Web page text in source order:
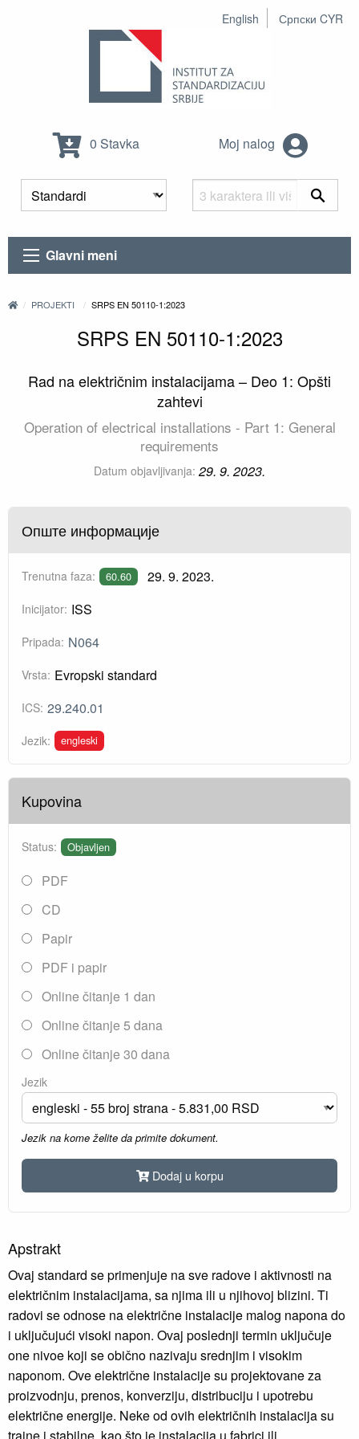
English Српски CYR
0 Stavka Moj nalog
Glavni meni
PROJEKTI SRPS EN 50110-1:2023
SRPS EN 50110-1:2023
Rad na električnim instalacijama – Deo 1: Opšti
zahtevi
Operation of electrical installations - Part 1: General
requirements
Datum objavljivanja: 29. 9. 2023.
Опште информације
Trenutna faza: 60.60 29. 9. 2023.
Inicijator: ISS
Pripada: N064
Vrsta: Evropski standard
ICS: 29.240.01
Jezik: engleski
Kupovina
Status: Objavljen
PDF
CD
Papir
PDF i papir
Online čitanje 1 dan
Online čitanje 5 dana
Online čitanje 30 dana
Jezik
Jezik na kome želite da primite dokument.
Dodaj u korpu
Apstrakt
Ovaj standard se primenjuje na sve radove i aktivnosti na
električnim instalacijama, sa njima ili u njihovoj blizini. Ti
radovi se odnose na električne instalacije malog napona do
i uključujući visoki napon. Ovaj poslednji termin uključuje
one nivoe koji se obično nazivaju srednjim i visokim
naponom. Ove električne instalacije su projektovane za
proizvodnju, prenos, konverziju, distribuciju i upotrebu
električne energije. Neke od ovih električnih instalacija su
trajne i stabilne, kao što je instalacija u fabrici ili